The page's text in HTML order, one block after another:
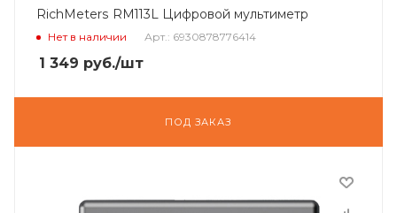
RichMeters RM113L Цифровой мультиметр
Нет в наличии Арт.: 6930878776414
1 349 руб./шт
ПОД ЗАКАЗ